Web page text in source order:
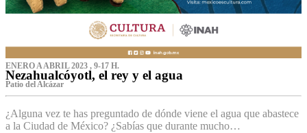
ENERO A ABRIL 2023 , 9-17 H.
Nezahualcóyotl, el rey y el agua
Patio del Alcázar
¿Alguna vez te has preguntado de dónde viene el agua que abastece
a la Ciudad de México? ¿Sabías que durante mucho…